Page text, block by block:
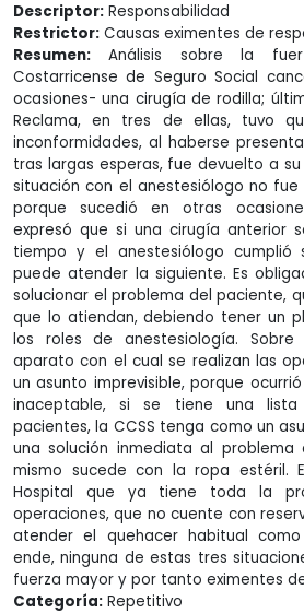
Descriptor: Responsabilidad
Restrictor: Causas eximentes de
Resumen: Análisis sobre la
Costarricense de Seguro Social
ocasiones- una cirugía de rodilla;
Reclama, en tres de ellas, tuvo
inconformidades, al haberse
tras largas esperas, fue devuelto a su
situación con el anestesiólogo no fue
porque sucedió en otras
expresó que si una cirugía anterior
tiempo y el anestesiólogo cumplió
puede atender la siguiente. Es
solucionar el problema del paciente,
que lo atiendan, debiendo tener un
los roles de anestesiología.
aparato con el cual se realizan las
un asunto imprevisible, porque
inaceptable, si se tiene una
pacientes, la CCSS tenga como un
una solución inmediata al
mismo sucede con la ropa estéril.
Hospital que ya tiene toda la
operaciones, que no cuente con
atender el quehacer habitual
ende, ninguna de estas tres
fuerza mayor y por tanto eximentes
Categoría: Repetitivo